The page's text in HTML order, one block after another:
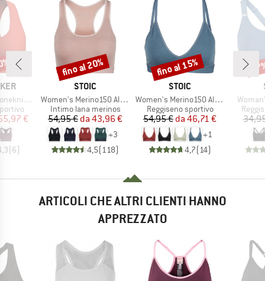
Bra
ridotto
€
(6)
MARCHIO
STOIC
Articolo
Women's Merino150 AlsenSt. Bra
Gruppo di prodotti
Intimo lana merinos
Prezzo
54,95 € Prezzo ridotto
da 43,96 €
+3
4,5(118)
Sconto
fino al 20%
MARCHIO
STOIC
Articolo
Women's Merino150 AlsenSt. Flexible Bra
Gruppo di prodotti
Reggiseno sportivo
Prezzo
54,95 € Prezzo ridotto
da 46,71 €
+1
4,7(14)
Sconto
fino al 15%
Articolo
ARTICOLI CHE ALTRI CLIENTI HANNO
APPREZZATO